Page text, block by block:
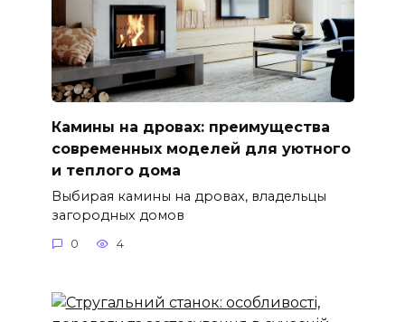
Камины на дровах: преимущества
современных моделей для уютного
и теплого дома
Выбирая камины на дровах, владельцы
загородных домов
0 4